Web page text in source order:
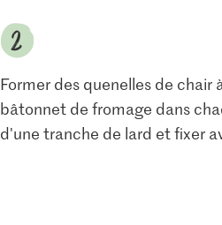
Former des quenelles de chair
bâtonnet de fromage dans
d'une tranche de lard et fixer